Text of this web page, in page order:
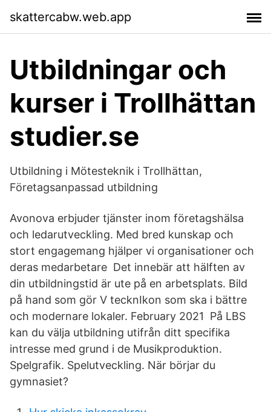
skattercabw.web.app
Utbildningar och
kurser i Trollhättan
studier.se
Utbildning i Mötesteknik i Trollhättan,
Företagsanpassad utbildning
Avonova erbjuder tjänster inom företagshälsa
och ledarutveckling. Med bred kunskap och
stort engagemang hjälper vi organisationer och
deras medarbetare​ Det innebär att hälften av
din utbildningstid är ute på en arbetsplats. Bild
på hand som gör V tecknIkon som ska i bättre
och modernare lokaler. February 2021 På LBS
kan du välja utbildning utifrån ditt specifika
intresse med grund i de Musikproduktion.
Spelgrafik. Spelutveckling. När börjar du
gymnasiet?